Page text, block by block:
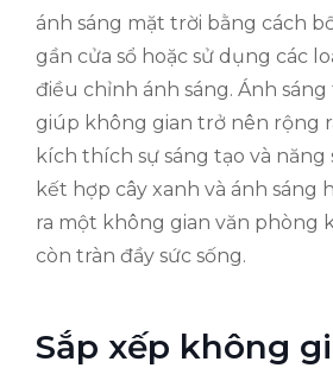
ánh sáng mặt trời bằng cách
gần cửa sổ hoặc sử dụng các
điều chỉnh ánh sáng. Ánh
giúp không gian trở nên rộng
kích thích sự sáng tạo và năng
kết hợp cây xanh và ánh sáng
ra một không gian văn phòng
còn tràn đầy sức sống.
Sắp xếp không